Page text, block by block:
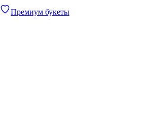
Премиум букеты